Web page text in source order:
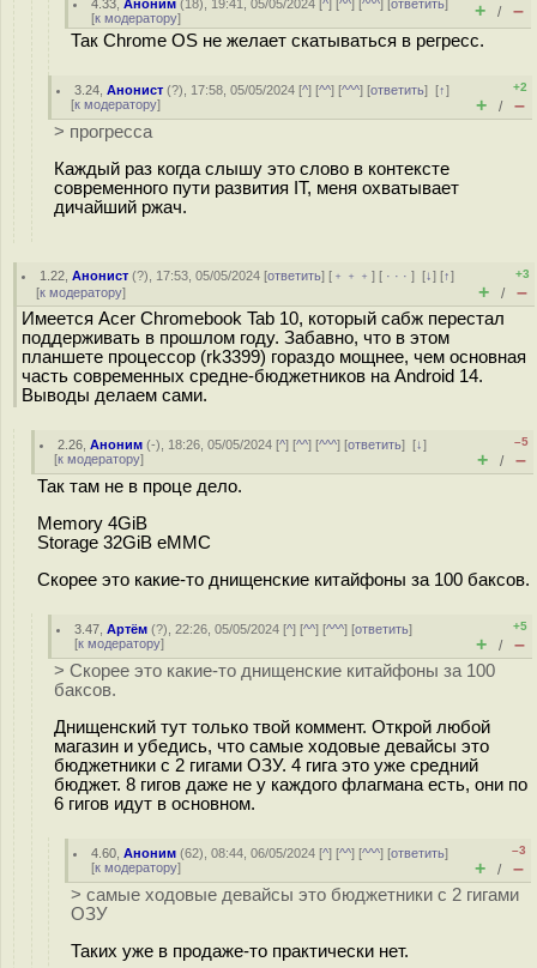
4.33 ,Аноним (18), 19:41, 05/05/2024 [^] [^^] [^^^] [ответить]
[к модератору] + / –
Так Chrome OS не желает скатываться в регресс.
3.24 ,Анонист (?), 17:58, 05/05/2024 [^] [^^] [^^^] [ответить][↑]
[к модератору]
+2
+ / –
> прогресса
Каждый раз когда слышу это слово в контексте
современного пути развития IT, меня охватывает
дичайший ржач.
1.22 ,Анонист (?), 17:53, 05/05/2024 [ответить] [ ﹢﹢﹢] [ · · ·][↓] [↑]
[к модератору]
+3
+ / –
Имеется Acer Chromebook Tab 10, который сабж перестал
поддерживать в прошлом году. Забавно, что в этом
планшете процессор (rk3399) гораздо мощнее, чем основная
часть современных средне-бюджетников на Android 14.
Выводы делаем сами.
2.26 ,Аноним (-), 18:26, 05/05/2024 [^] [^^] [^^^] [ответить][↓]
[к модератору]
–5
+ / –
Так там не в проце дело.
Memory 4GiB
Storage 32GiB eMMC
Скорее это какие-то днищенские китайфоны за 100 баксов.
3.47 ,Артём (?), 22:26, 05/05/2024 [^] [^^] [^^^] [ответить]
[к модератору]
+5
+ / –
> Скорее это какие-то днищенские китайфоны за 100
баксов.
Днищенский тут только твой коммент. Открой любой
магазин и убедись, что самые ходовые девайсы это
бюджетники с 2 гигами ОЗУ. 4 гига это уже средний
бюджет. 8 гигов даже не у каждого флагмана есть, они по
6 гигов идут в основном.
4.60 ,Аноним (62), 08:44, 06/05/2024 [^] [^^] [^^^] [ответить]
[к модератору]
–3
+ / –
> самые ходовые девайсы это бюджетники с 2 гигами
ОЗУ
Таких уже в продаже-то практически нет.